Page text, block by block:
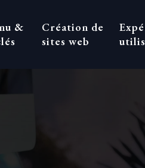
&
Création de
sites web